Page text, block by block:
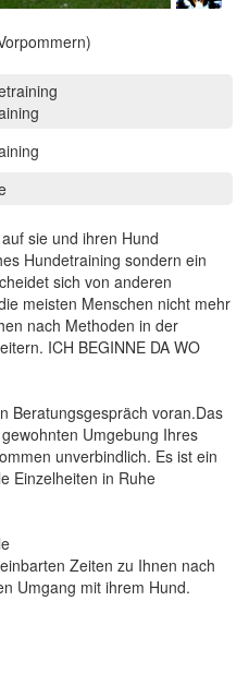
Next
sie und ihren Hund
Hundetraining sondern ein
sich von anderen
meisten Menschen nicht mehr
nach Methoden in der
ICH BEGINNE DA WO
Beratungsgespräch voran.Das
Umgebung Ihres
unverbindlich. Es ist ein
Einzelheiten in Ruhe
Zeiten zu Ihnen nach
Umgang mit ihrem Hund.